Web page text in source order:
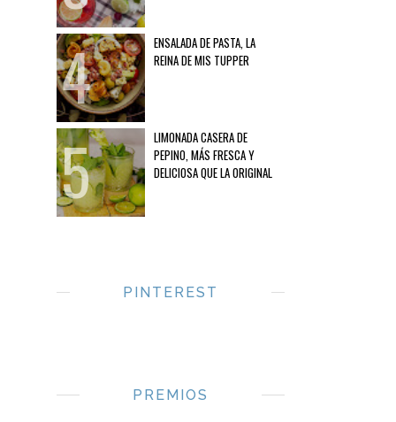
ENSALADA DE PASTA, LA
REINA DE MIS TUPPER
LIMONADA CASERA DE
PEPINO, MÁS FRESCA Y
DELICIOSA QUE LA ORIGINAL
PINTEREST
PREMIOS